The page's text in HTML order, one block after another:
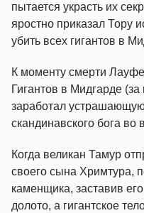
пытается украсть их
яростно приказал Тору
убить всех гигантов в
К моменту смерти
Гигантов в Мидгарде
заработал
скандинавского бога во
Когда великан Тамур
своего сына Хримтура,
каменщика, заставив
долото, а гигантское